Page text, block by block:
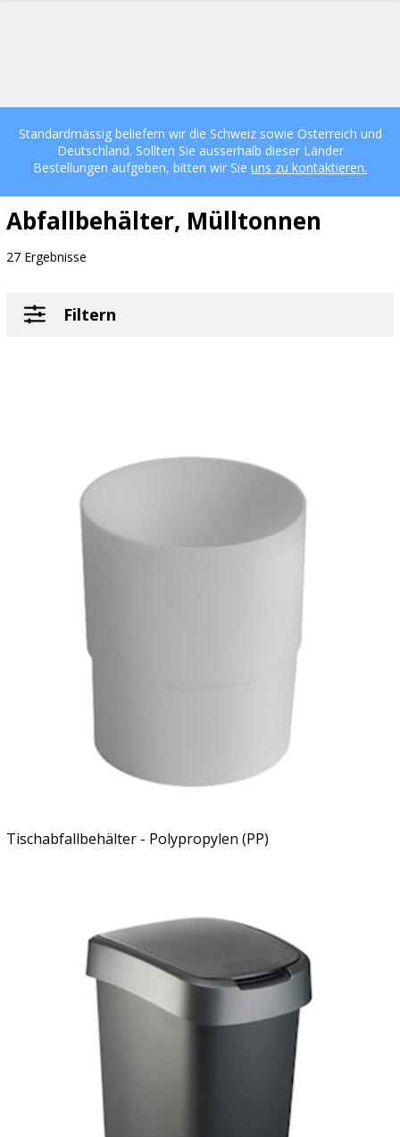
Standardmässig beliefern wir die Schweiz sowie Österreich und
Deutschland. Sollten Sie ausserhalb dieser Länder
Bestellungen aufgeben, bitten wir Sie uns zu kontaktieren.
Abfallbehälter, Mülltonnen
27 Ergebnisse
Filtern
Tischabfallbehälter - Polypropylen (PP)